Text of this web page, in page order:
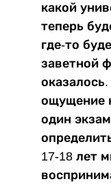
какой
теперь
где-то
заветной
ощущение
один
17-18 лет